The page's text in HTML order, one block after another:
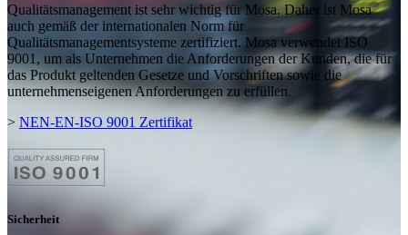
Qualitätsmanagement ist sehr wichtig für Mosa. Daher ist Mosa
auch gemäß der internationalen Norm für
Qualitätsmanagementsysteme zertifiziert. Mosa verwendet ISO
9001, um als Unternehmen die Anforderungen der Kunden, die für
das Produkt geltenden Gesetze und Vorschriften sowie die
unternehmenseigenen Anforderungen zu erfüllen.
> NEN-EN-ISO 9001 Zertifikat
Sicherheit